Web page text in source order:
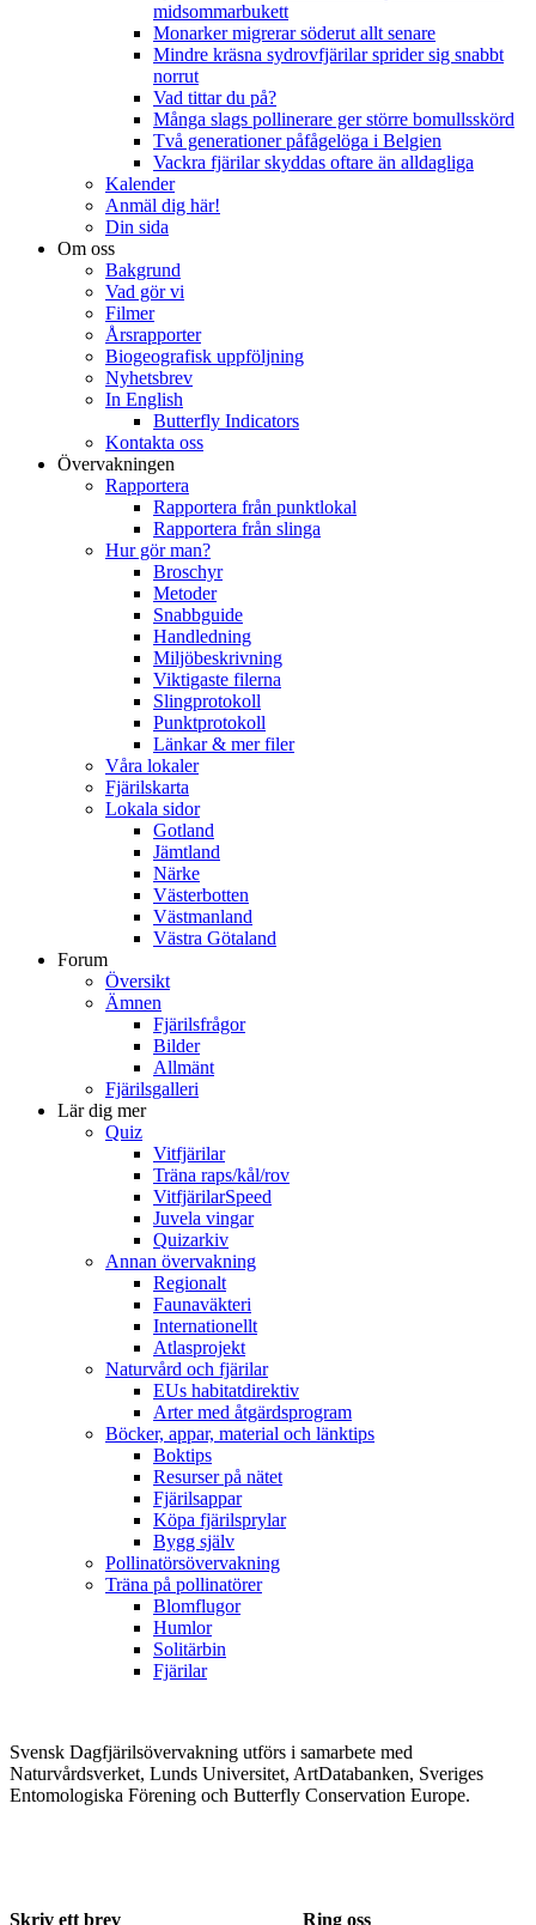
midsommarbukett
Monarker migrerar söderut allt senare
Mindre kräsna sydrovfjärilar sprider sig snabbt
norrut
Vad tittar du på?
Många slags pollinerare ger större bomullsskörd
Två generationer påfågelöga i Belgien
Vackra fjärilar skyddas oftare än alldagliga
Kalender
Anmäl dig här!
Din sida
Om oss
Bakgrund
Vad gör vi
Filmer
Årsrapporter
Biogeografisk uppföljning
Nyhetsbrev
In English
Butterfly Indicators
Kontakta oss
Övervakningen
Rapportera
Rapportera från punktlokal
Rapportera från slinga
Hur gör man?
Broschyr
Metoder
Snabbguide
Handledning
Miljöbeskrivning
Viktigaste filerna
Slingprotokoll
Punktprotokoll
Länkar & mer filer
Våra lokaler
Fjärilskarta
Lokala sidor
Gotland
Jämtland
Närke
Västerbotten
Västmanland
Västra Götaland
Forum
Översikt
Ämnen
Fjärilsfrågor
Bilder
Allmänt
Fjärilsgalleri
Lär dig mer
Quiz
Vitfjärilar
Träna raps/kål/rov
VitfjärilarSpeed
Juvela vingar
Quizarkiv
Annan övervakning
Regionalt
Faunaväkteri
Internationellt
Atlasprojekt
Naturvård och fjärilar
EUs habitatdirektiv
Arter med åtgärdsprogram
Böcker, appar, material och länktips
Boktips
Resurser på nätet
Fjärilsappar
Köpa fjärilsprylar
Bygg själv
Pollinatörsövervakning
Träna på pollinatörer
Blomflugor
Humlor
Solitärbin
Fjärilar
Svensk Dagfjärilsövervakning utförs i samarbete med
Naturvårdsverket, Lunds Universitet, ArtDatabanken, Sveriges
Entomologiska Förening och Butterfly Conservation Europe.
Skriv ett brev Ring oss